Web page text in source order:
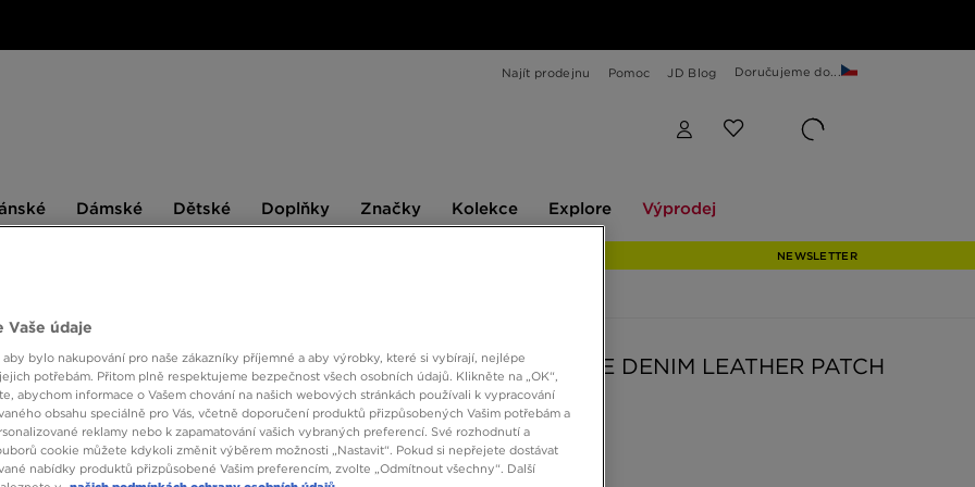
Najít prodejnu Pomoc JD Blog Doručujeme do...
Dámské Dětské Doplňky Značky Kolekce Explore Výprodej
NEWSLETTER
NEW ERA ČEPICE DENIM LEATHER PATCH
TRUCKER NONE
690 Kč
Vaše údaje
aby bylo nakupování pro naše zákazníky příjemné a aby výrobky, které si vybírají, nejlépe
potřebám. Přitom plně respektujeme bezpečnost všech osobních údajů. Klikněte na „OK“,
abychom informace o Vašem chování na našich webových stránkách používali k vypracování
obsahu speciálně pro Vás, včetně doporučení produktů přizpůsobených Vašim potřebám a
reklamy nebo k zapamatování vašich vybraných preferencí. Své rozhodnutí a
cookie můžete kdykoli změnit výběrem možnosti „Nastavit“. Pokud si nepřejete dostávat
nabídky produktů přizpůsobené Vašim preferencím, zvolte „Odmítnout všechny“. Další